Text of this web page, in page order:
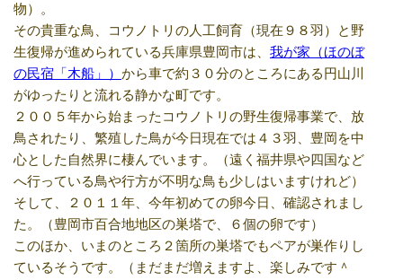
物）。
その貴重な鳥、コウノトリの人工飼育（現在９８羽）と野
生復帰が進められている兵庫県豊岡市は、 我が家（ほのぼ
の民宿「木船」） から車で約３０分のところにある円山川
がゆったりと流れる静かな町です。
２００５年から始まったコウノトリの野生復帰事業で、放
鳥されたり、繁殖した鳥が今日現在では４３羽、豊岡を中
心とした自然界に棲んでいます。（遠く福井県や四国など
へ行っている鳥や行方が不明な鳥も少しはいますけれど）
そして、２０１１年、今年初めての卵今日、確認されまし
た。（豊岡市百合地地区の巣塔で、６個の卵です）
このほか、いまのところ２箇所の巣塔でもペアが巣作りし
ているそうです。（まだまだ増えますよ、楽しみです＾